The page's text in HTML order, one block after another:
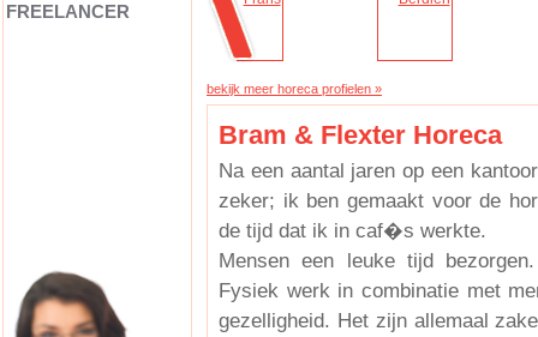
FREELANCER
bekijk meer horeca profielen »
Bram & Flexter Horeca
Na een aantal jaren op een
zeker; ik ben gemaakt voor de
de tijd dat ik in caf�s werkte.
Mensen een leuke tijd
Fysiek werk in combinatie met
gezelligheid. Het zijn allemaal